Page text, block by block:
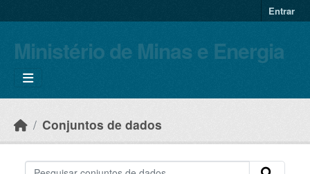
Entrar
Ministério de Minas e Energia
Conjuntos de dados